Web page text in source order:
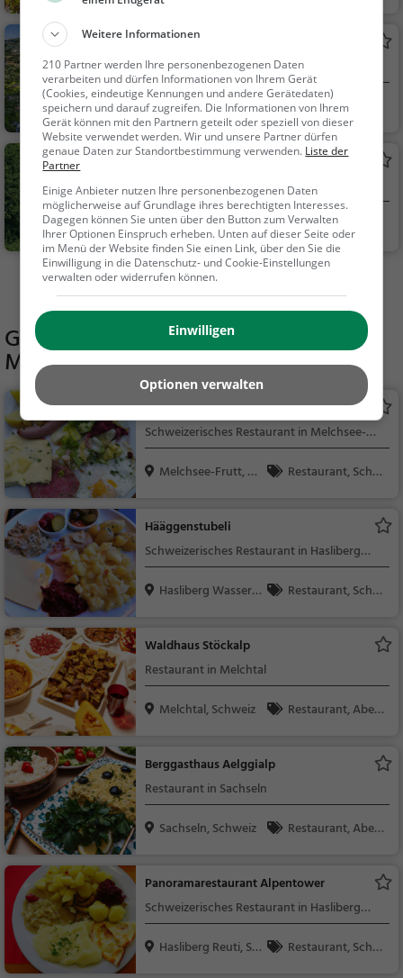
S...
Kaverne
Aussichtspunkt in Hasliberg Goldern
Hasliberg Goldern,
S...
Aussichtspunkt, F
amilie & Kinder, Natu
r
Restiturm
Aussichtsturm in Meiringen
Meiringen, Schwei
z
Aussichtspunkt, F
amilie & Kinder, Natu
r
Mehr Aktivitäten in Melchsee-Frutt finden
Gaststätten in der Nähe von
Melchsee-Frutt Panoramalift
Bergrestaurant Erzegg
Schweizerisches Restaurant in Melchsee-
Frutt
Melchsee-Frutt, Sc
Restaurant, Schw
Hääggenstubeli
Schweizerisches Restaurant in Hasliberg
Wasserwendi
Hasliberg Wasserw
Restaurant, Schw
Waldhaus Stöckalp
Restaurant in Melchtal
Melchtal, Schweiz
Restaurant, Aben
Berggasthaus Aelggialp
Restaurant in Sachseln
Sachseln, Schweiz
Restaurant, Aben
Panoramarestaurant Alpentower
Schweizerisches Restaurant in Hasliberg
Reuti
Hasliberg Reuti, Sc
Restaurant, Schw
Weitere Informationen
210 Partner werden Ihre personenbezogenen Daten
verarbeiten und dürfen Informationen von Ihrem Gerät
(Cookies, eindeutige Kennungen und andere Gerätedaten)
speichern und darauf zugreifen. Die Informationen von Ihrem
Gerät können mit den Partnern geteilt oder speziell von dieser
Website verwendet werden. Wir und unsere Partner dürfen
genaue Daten zur Standortbestimmung verwenden. Liste der
Partner
Einige Anbieter nutzen Ihre personenbezogenen Daten
möglicherweise auf Grundlage ihres berechtigten Interesses.
Dagegen können Sie unten über den Button zum Verwalten
Ihrer Optionen Einspruch erheben. Unten auf dieser Seite oder
im Menü der Website finden Sie einen Link, über den Sie die
Einwilligung in die Datenschutz- und Cookie-Einstellungen
verwalten oder widerrufen können.
Einwilligen
Optionen verwalten